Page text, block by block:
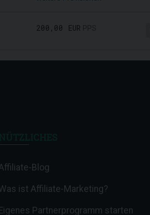
200,00 EUR
Blog
ist Affiliate-Marketing?
Eigenes Partnerprogramm starten